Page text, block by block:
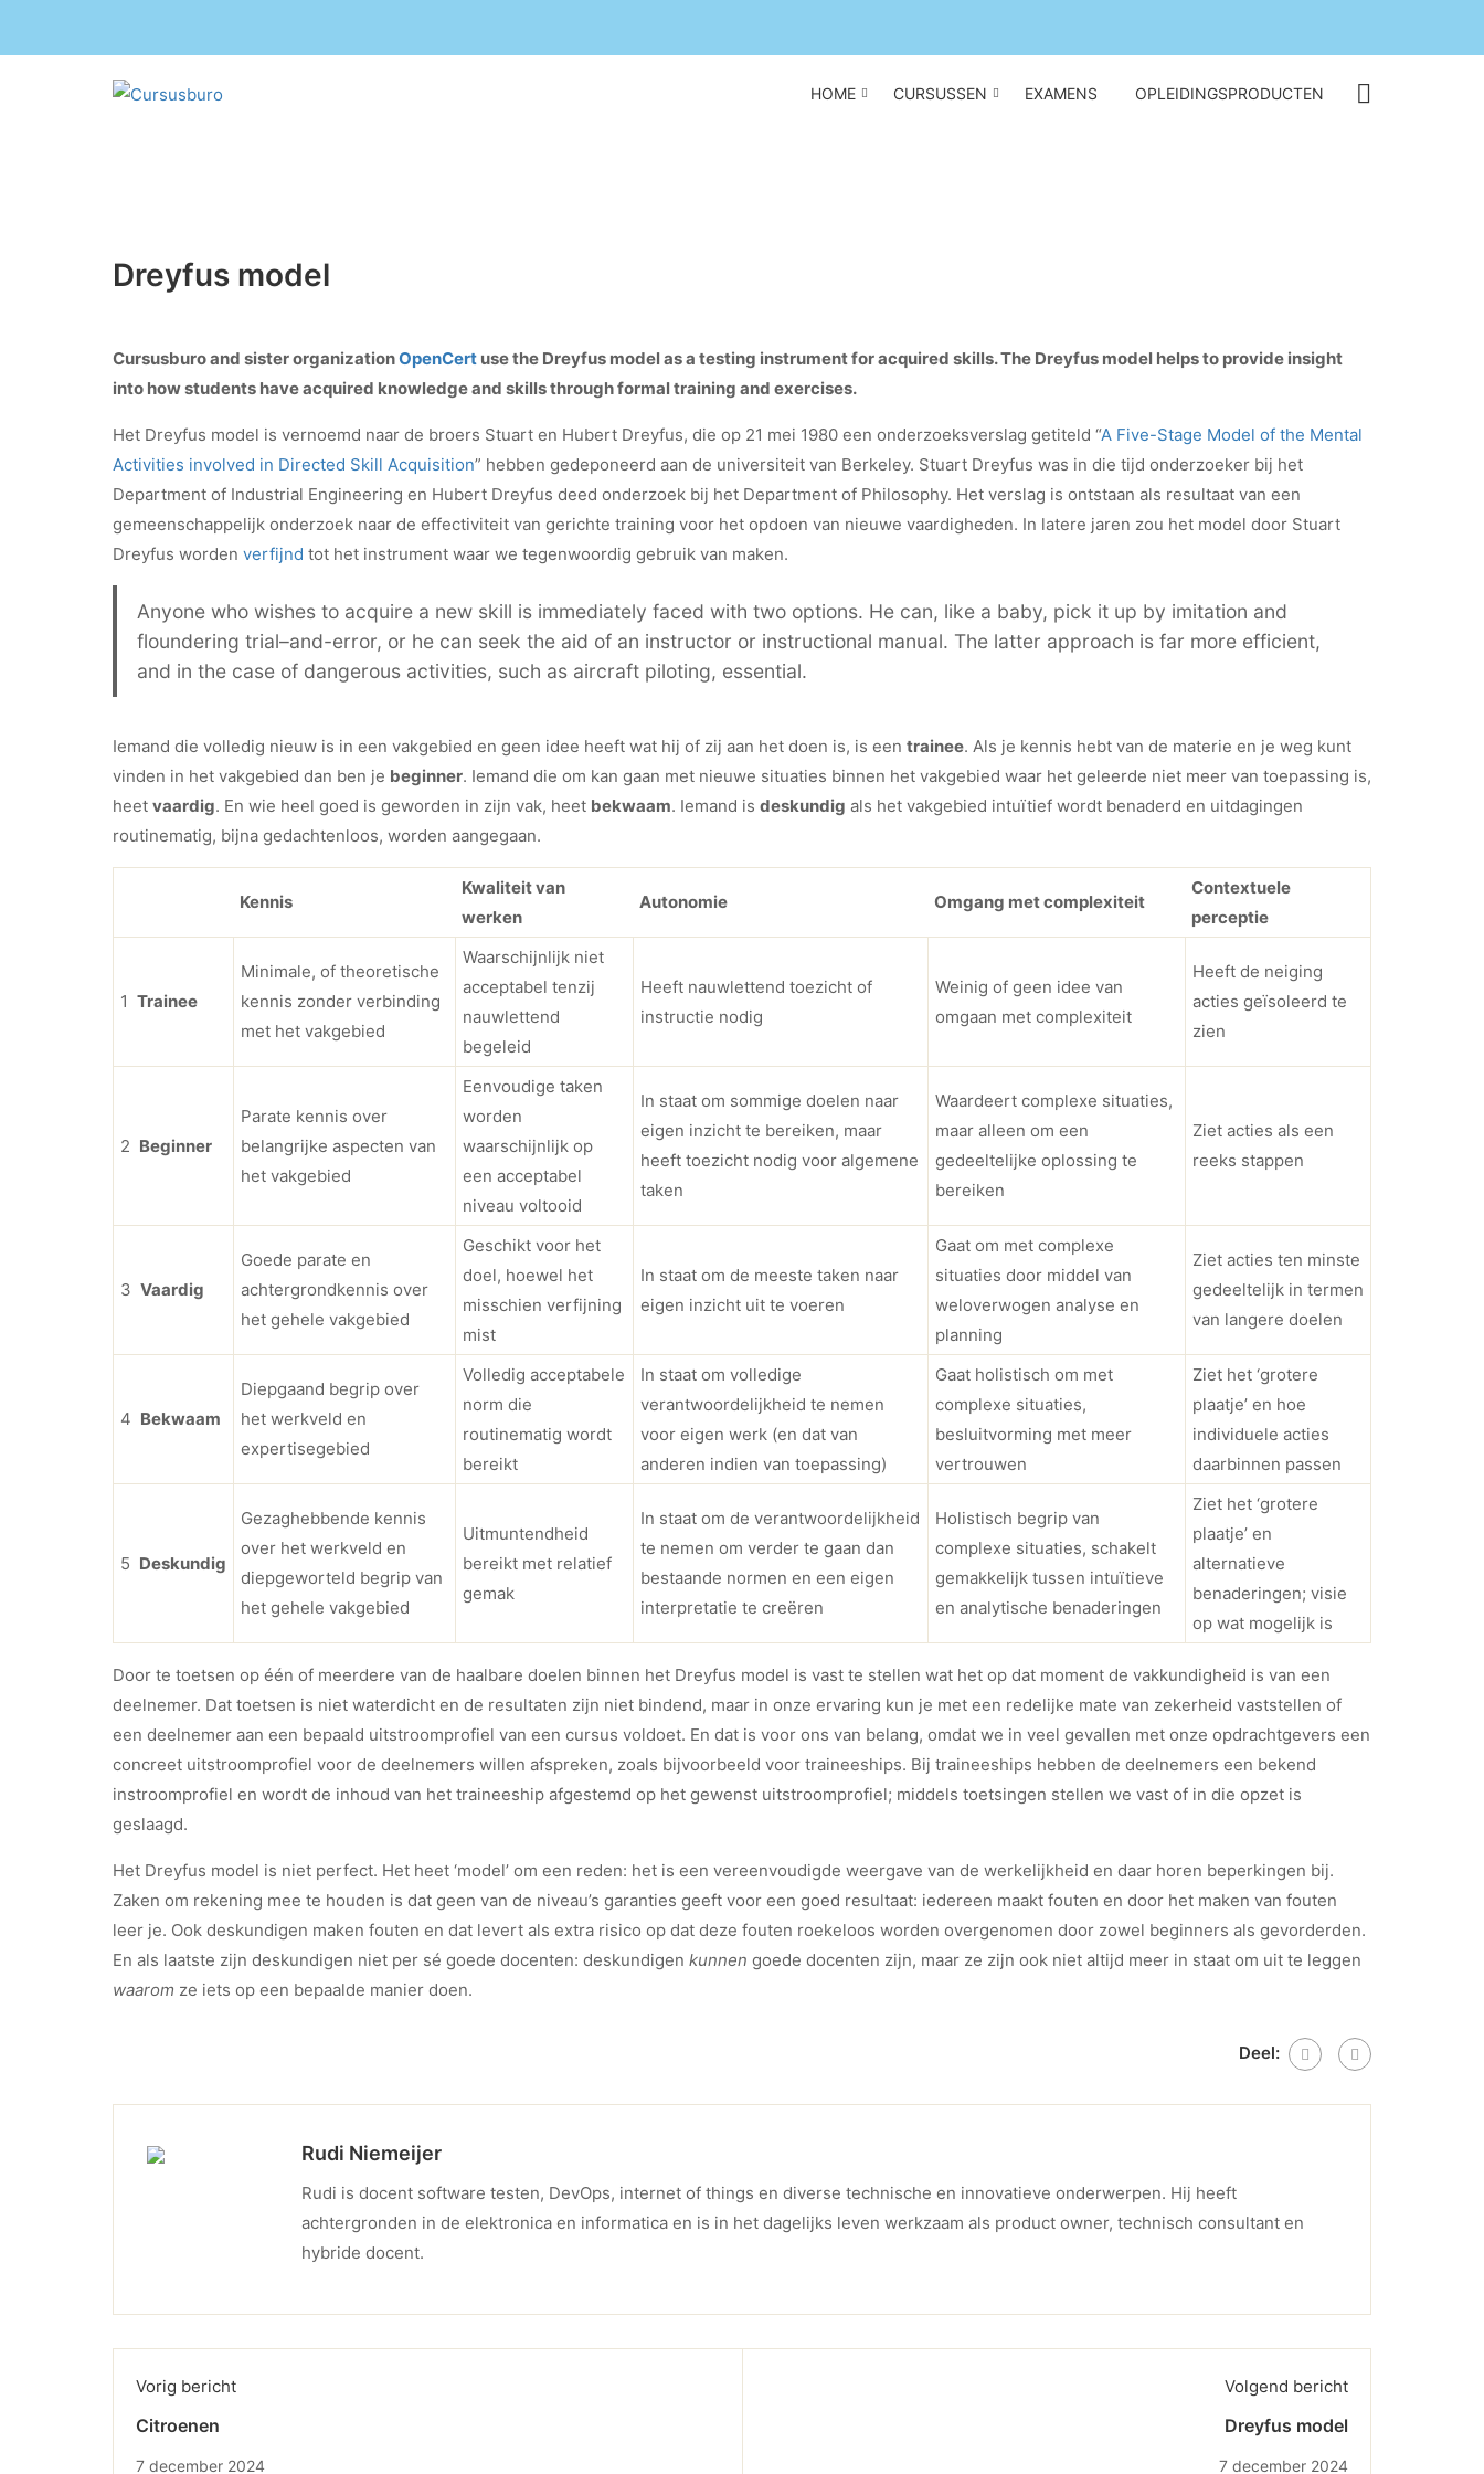
HOME CURSUSSEN EXAMENS OPLEIDINGSPRODUCTEN
Dreyfus model
Cursusburo and sister organizationOpenCert use the Dreyfus model as a testing instrument for acquired skills. The Dreyfus model helps to provide insight
into how students have acquired knowledge and skills through formal training and exercises.
Het Dreyfus model is vernoemd naar de broers Stuart en Hubert Dreyfus, die op 21 mei 1980 een onderzoeksverslag getiteld “A Five-Stage Model of the Mental
Activities involved in Directed Skill Acquisition” hebben gedeponeerd aan de universiteit van Berkeley. Stuart Dreyfus was in die tijd onderzoeker bij het
Department of Industrial Engineering en Hubert Dreyfus deed onderzoek bij het Department of Philosophy. Het verslag is ontstaan als resultaat van een
gemeenschappelijk onderzoek naar de effectiviteit van gerichte training voor het opdoen van nieuwe vaardigheden. In latere jaren zou het model door Stuart
Dreyfus worden verfijnd tot het instrument waar we tegenwoordig gebruik van maken.
Anyone who wishes to acquire a new skill is immediately faced with two options. He can, like a baby, pick it up by imitation and
floundering trial–and-error, or he can seek the aid of an instructor or instructional manual. The latter approach is far more efficient,
and in the case of dangerous activities, such as aircraft piloting, essential.
Iemand die volledig nieuw is in een vakgebied en geen idee heeft wat hij of zij aan het doen is, is een trainee. Als je kennis hebt van de materie en je weg kunt
vinden in het vakgebied dan ben je beginner. Iemand die om kan gaan met nieuwe situaties binnen het vakgebied waar het geleerde niet meer van toepassing is,
heet vaardig. En wie heel goed is geworden in zijn vak, heet bekwaam. Iemand is deskundig als het vakgebied intuïtief wordt benaderd en uitdagingen
routinematig, bijna gedachtenloos, worden aangegaan.
Kennis
Kwaliteit van
werken
Autonomie Omgang met complexiteit
Contextuele
perceptie
1 Trainee
Minimale, of theoretische
kennis zonder verbinding
met het vakgebied
Waarschijnlijk niet
acceptabel tenzij
nauwlettend
begeleid
Heeft nauwlettend toezicht of
instructie nodig
Weinig of geen idee van
omgaan met complexiteit
Heeft de neiging
acties geïsoleerd te
zien
2 Beginner
Parate kennis over
belangrijke aspecten van
het vakgebied
Eenvoudige taken
worden
waarschijnlijk op
een acceptabel
niveau voltooid
In staat om sommige doelen naar
eigen inzicht te bereiken, maar
heeft toezicht nodig voor algemene
taken
Waardeert complexe situaties,
maar alleen om een
gedeeltelijke oplossing te
bereiken
Ziet acties als een
reeks stappen
3 Vaardig
Goede parate en
achtergrondkennis over
het gehele vakgebied
Geschikt voor het
doel, hoewel het
misschien verfijning
mist
In staat om de meeste taken naar
eigen inzicht uit te voeren
Gaat om met complexe
situaties door middel van
weloverwogen analyse en
planning
Ziet acties ten minste
gedeeltelijk in termen
van langere doelen
4 Bekwaam
Diepgaand begrip over
het werkveld en
expertisegebied
Volledig acceptabele
norm die
routinematig wordt
bereikt
In staat om volledige
verantwoordelijkheid te nemen
voor eigen werk (en dat van
anderen indien van toepassing)
Gaat holistisch om met
complexe situaties,
besluitvorming met meer
vertrouwen
Ziet het ‘grotere
plaatje’ en hoe
individuele acties
daarbinnen passen
5 Deskundig
Gezaghebbende kennis
over het werkveld en
diepgeworteld begrip van
het gehele vakgebied
Uitmuntendheid
bereikt met relatief
gemak
In staat om de verantwoordelijkheid
te nemen om verder te gaan dan
bestaande normen en een eigen
interpretatie te creëren
Holistisch begrip van
complexe situaties, schakelt
gemakkelijk tussen intuïtieve
en analytische benaderingen
Ziet het ‘grotere
plaatje’ en
alternatieve
benaderingen; visie
op wat mogelijk is
Door te toetsen op één of meerdere van de haalbare doelen binnen het Dreyfus model is vast te stellen wat het op dat moment de vakkundigheid is van een
deelnemer. Dat toetsen is niet waterdicht en de resultaten zijn niet bindend, maar in onze ervaring kun je met een redelijke mate van zekerheid vaststellen of
een deelnemer aan een bepaald uitstroomprofiel van een cursus voldoet. En dat is voor ons van belang, omdat we in veel gevallen met onze opdrachtgevers een
concreet uitstroomprofiel voor de deelnemers willen afspreken, zoals bijvoorbeeld voor traineeships. Bij traineeships hebben de deelnemers een bekend
instroomprofiel en wordt de inhoud van het traineeship afgestemd op het gewenst uitstroomprofiel; middels toetsingen stellen we vast of in die opzet is
geslaagd.
Het Dreyfus model is niet perfect. Het heet ‘model’ om een reden: het is een vereenvoudigde weergave van de werkelijkheid en daar horen beperkingen bij.
Zaken om rekening mee te houden is dat geen van de niveau’s garanties geeft voor een goed resultaat: iedereen maakt fouten en door het maken van fouten
leer je. Ook deskundigen maken fouten en dat levert als extra risico op dat deze fouten roekeloos worden overgenomen door zowel beginners als gevorderden.
En als laatste zijn deskundigen niet per sé goede docenten: deskundigen kunnen goede docenten zijn, maar ze zijn ook niet altijd meer in staat om uit te leggen
waarom ze iets op een bepaalde manier doen.
Deel:
Rudi Niemeijer
Rudi is docent software testen, DevOps, internet of things en diverse technische en innovatieve onderwerpen. Hij heeft
achtergronden in de elektronica en informatica en is in het dagelijks leven werkzaam als product owner, technisch consultant en
hybride docent.
Vorig bericht
Citroenen
7 december 2024
Volgend bericht
Dreyfus model
7 december 2024